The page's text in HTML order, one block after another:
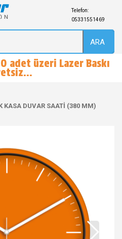
Telefon:
05331551469
ARA
adet üzeri Lazer Baskı
KASA DUVAR SAATİ (380 MM)